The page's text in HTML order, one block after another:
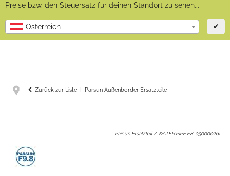
Preise bzw. den Steuersatz für deinen Standort zu sehen...
Österreich ✔
Zurück zur Liste Parsun Außenborder Ersatzteile
Parsun Ersatzteil / WATER PIPE F8-05000026: